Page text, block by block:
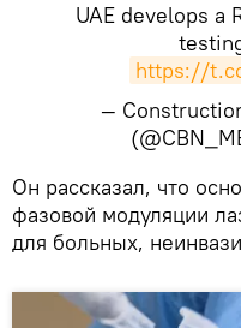
UAE develops a
https://
—
​Он рассказал, что
фазовой модуляции
для больных,